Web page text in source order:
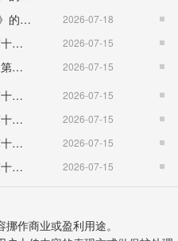
济。认真落实支持工业经
，兑现税收贡献、科技创新
金的杠杆作用，破解企业
济健康发展。一是工业经
成多品种盐生产线技改，长
规模壮大，中一科技42条
等项目建成投产。生物医药
亿美元。富思特集团主营
要农产品产量稳中有增。
国务院关于印发《国民健康“十五五”规划》的通知 （国发〔2026〕23号） 2026-07-18
（福建省）福州市国民经济和社会发展第十五个五年规划纲要 2026-07-15
（河南省）平顶山市国民经济和社会发展第十五个五年规划纲要 2026-07-15
（河南省）洛阳市国民经济和社会发展第十五个五年规划纲要 2026-07-15
（福建省）南平市国民经济和社会发展第十五个五年规划纲要 2026-07-15
（湖北省）随州市国民经济和社会发展第十五个五年规划纲要 2026-07-15
（辽宁省）大连市国民经济和社会发展第十五个五年规划纲要 2026-07-15
作商业或盈利用途。